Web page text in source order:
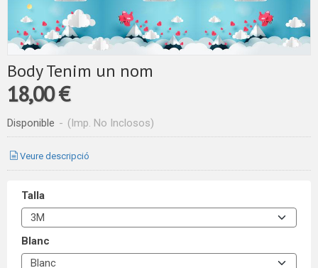
Body Tenim un nom
18,00 €
Disponible - (Imp. No Inclosos)
Veure descripció
Talla
Blanc